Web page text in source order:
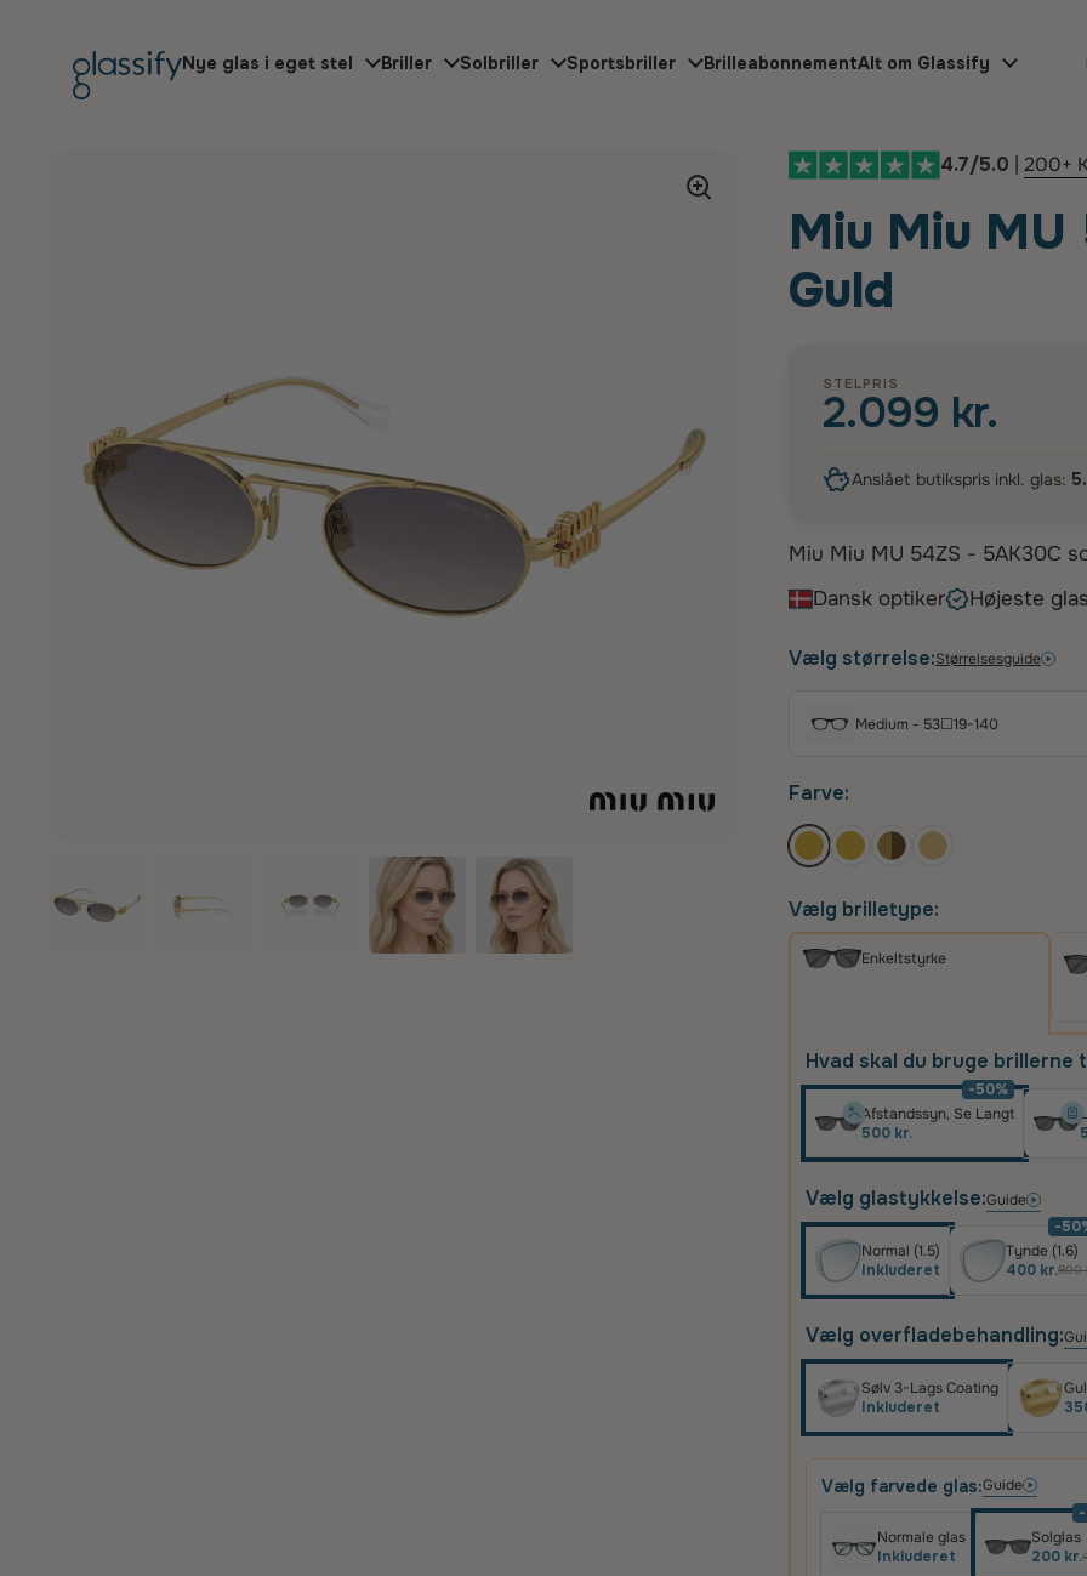
Nye glas i eget stel Briller Solbriller Sportsbriller BrilleabonnementAlt om Glassify
4.7/5.0 200+
Miu Miu
Guld
STELPRIS
2.099 kr.
Anslået butikspris inkl. glas:
Miu Miu MU 54ZS - 5AK30C
skinnende guldmetal, der
dette stel et ægte fashion
Dansk optiker Højeste
Vælg størrelse:Størrelsesguide
Medium - 53☐19-140
Farve:
Vælg brilletype:
Enkeltstyrke
Hvad skal du bruge brillerne
Afstandssyn, Se Langt
500 kr.
-50%
Vælg glastykkelse:Guide
Normal (1.5)
Inkluderet
Tynde (1.6)
400 kr.800
-
Vælg overfladebehandling:
Sølv 3-Lags Coating
Inkluderet
Vælg farvede glas:Guide
Normale glas
Inkluderet
Solglas
200 kr.